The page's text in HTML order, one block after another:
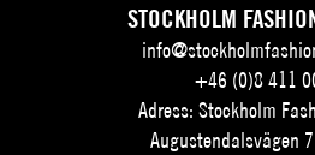
STOCKHOLM
+46 (0)8 411
Adress: Stockholm
Augustendalsvägen